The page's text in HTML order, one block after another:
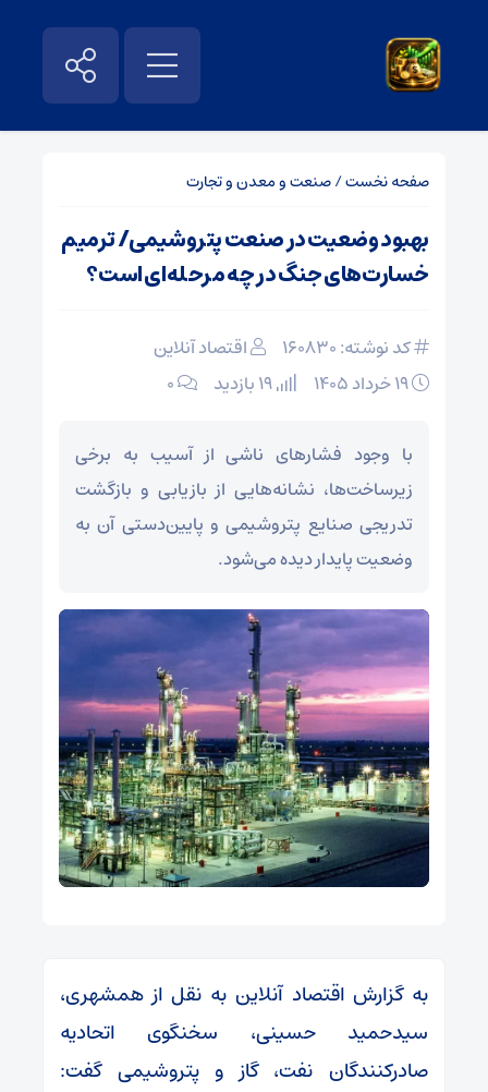
صفحه نخست/صنعت و معدن و تجارت
بهبود وضعیت در صنعت پتروشیمی/ ترمیم
خسارت‌های جنگ در چه مرحله‌ای است؟
کد نوشته: 160830
اقتصاد آنلاین
۰
با وجود فشارهای ناشی از آسیب به برخی
زیرساخت‌ها، نشانه‌هایی از بازیابی و بازگشت
تدریجی صنایع پتروشیمی و پایین‌دستی آن به
وضعیت پایدار دیده می‌شود.
به گزارش اقتصاد آنلاین به نقل از همشهری،
سیدحمید حسینی، سخنگوی اتحادیه
صادرکنندگان نفت، گاز و پتروشیمی گفت: